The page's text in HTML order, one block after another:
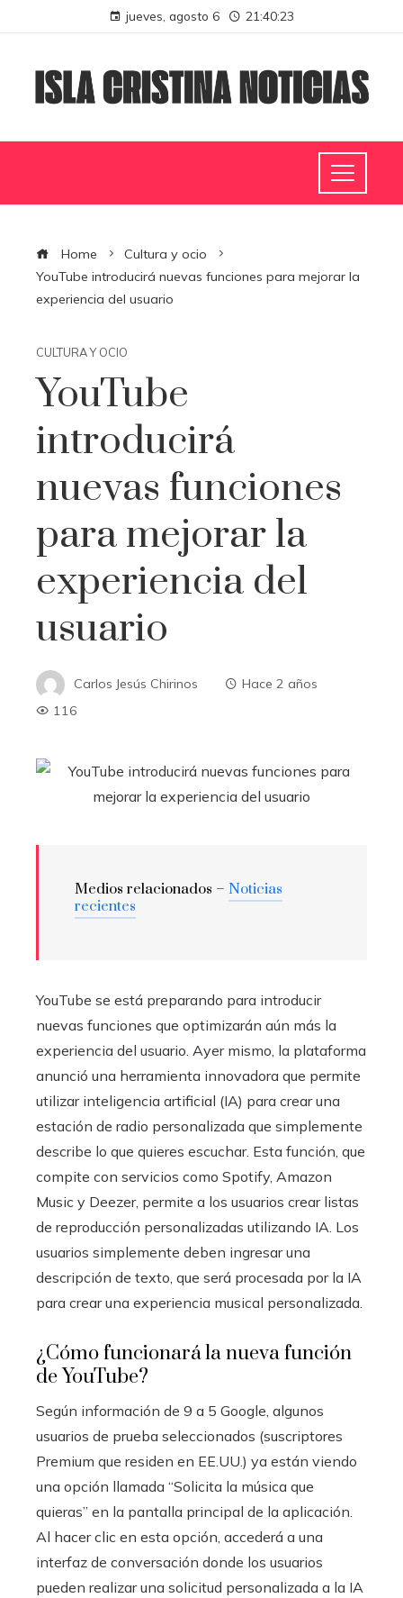
jueves, agosto 6 21:40:24
Home
Cultura y ocio
YouTube introducirá nuevas funciones para mejorar la
experiencia del usuario
CULTURA Y OCIO
YouTube
introducirá
nuevas funciones
para mejorar la
experiencia del
usuario
Carlos Jesús Chirinos
Hace 2 años
116
Medios relacionados – Noticias
recientes
YouTube se está preparando para introducir
nuevas funciones que optimizarán aún más la
experiencia del usuario. Ayer mismo, la plataforma
anunció una herramienta innovadora que permite
utilizar inteligencia artificial (IA) para crear una
estación de radio personalizada que simplemente
describe lo que quieres escuchar. Esta función, que
compite con servicios como Spotify, Amazon
Music y Deezer, permite a los usuarios crear listas
de reproducción personalizadas utilizando IA. Los
usuarios simplemente deben ingresar una
descripción de texto, que será procesada por la IA
para crear una experiencia musical personalizada.
¿Cómo funcionará la nueva función
de YouTube?
Según información de 9 a 5 Google, algunos
usuarios de prueba seleccionados (suscriptores
Premium que residen en EE.UU.) ya están viendo
una opción llamada “Solicita la música que
quieras” en la pantalla principal de la aplicación.
Al hacer clic en esta opción, accederá a una
interfaz de conversación donde los usuarios
pueden realizar una solicitud personalizada a la IA